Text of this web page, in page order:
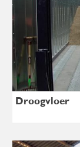
Droogvloer